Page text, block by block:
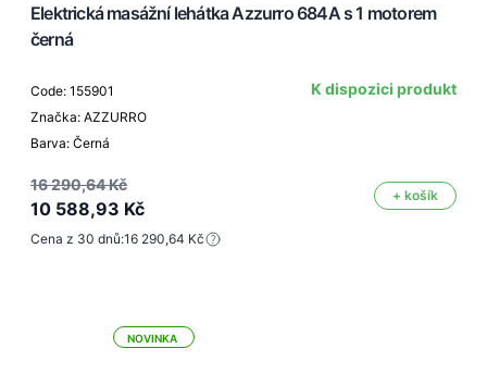
Elektrická masážní lehátka Azzurro 684A s 1 motorem
černá
Code: 155901
Značka: AZZURRO
Barva: Černá
K dispozici produkt
16 290,64 Kč
10 588,93 Kč
+ košík
Cena z 30 dnů:16 290,64 Kč
NOVINKA